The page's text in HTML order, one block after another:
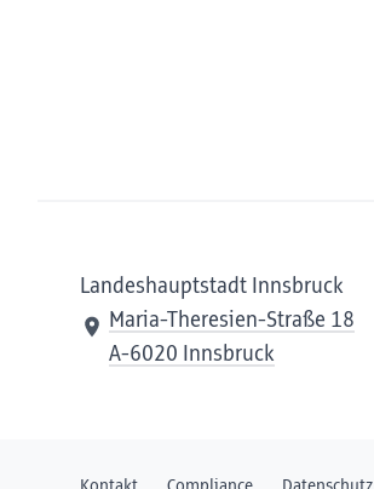
Landeshauptstadt Innsbruck
Maria-Theresien-Straße 18
A-6020 Innsbruck